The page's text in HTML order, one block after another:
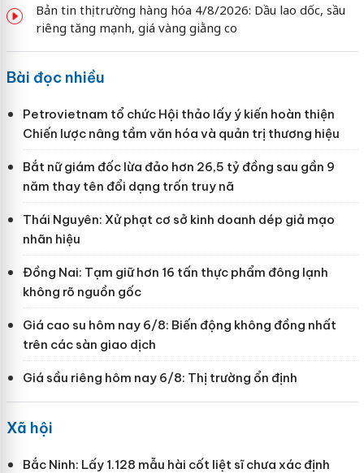
Bản tin thị trường hàng hóa 4/8/2026: Dầu lao dốc, sầu
riêng tăng mạnh, giá vàng giằng co
Bài đọc nhiều
Petrovietnam tổ chức Hội thảo lấy ý kiến hoàn thiện
Chiến lược nâng tầm văn hóa và quản trị thương hiệu
Bắt nữ giám đốc lừa đảo hơn 26,5 tỷ đồng sau gần 9
năm thay tên đổi dạng trốn truy nã
Thái Nguyên: Xử phạt cơ sở kinh doanh dép giả mạo
nhãn hiệu
Đồng Nai: Tạm giữ hơn 16 tấn thực phẩm đông lạnh
không rõ nguồn gốc
Giá cao su hôm nay 6/8: Biến động không đồng nhất
trên các sàn giao dịch
Giá sầu riêng hôm nay 6/8: Thị trường ổn định
Xã hội
Bắc Ninh: Lấy 1.128 mẫu hài cốt liệt sĩ chưa xác định